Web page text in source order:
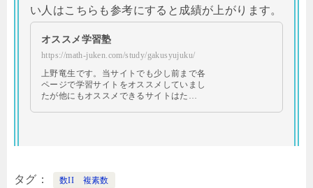
い人はこちらも参考にすると成績が上がります。
オススメ学習塾
https://math-juken.com/study/gakusyujuku/
上野竜生です。当サイトでも少し前まで各
ページで学習サイトをオススメしていまし
たが他にもオススメできるサイトはた…
タグ 数II 複素数